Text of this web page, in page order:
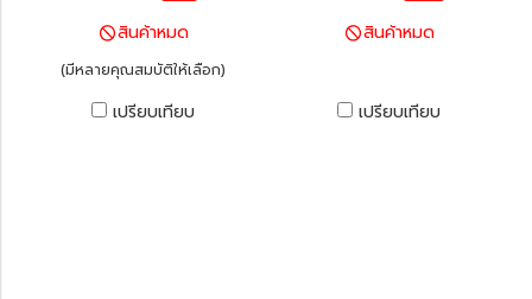
สินค้าหมด
(มีหลายคุณสมบัติให้เลือก)
เปรียบเทียบ
สินค้าหมด
เปรียบเทียบ